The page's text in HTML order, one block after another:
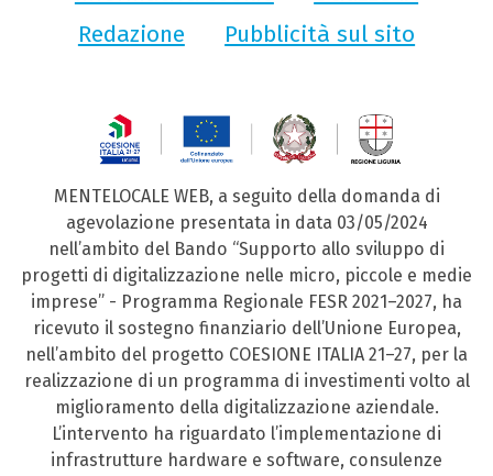
Redazione
Pubblicità sul sito
MENTELOCALE WEB, a seguito della domanda di
agevolazione presentata in data 03/05/2024
nell’ambito del Bando “Supporto allo sviluppo di
progetti di digitalizzazione nelle micro, piccole e medie
imprese” - Programma Regionale FESR 2021–2027, ha
ricevuto il sostegno finanziario dell’Unione Europea,
nell’ambito del progetto COESIONE ITALIA 21–27, per la
realizzazione di un programma di investimenti volto al
miglioramento della digitalizzazione aziendale.
L’intervento ha riguardato l’implementazione di
infrastrutture hardware e software, consulenze